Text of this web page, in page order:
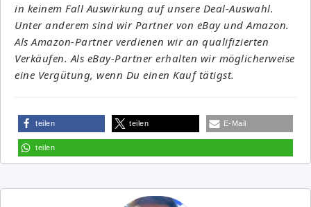
in keinem Fall Auswirkung auf unsere Deal-Auswahl.
Unter anderem sind wir Partner von eBay und Amazon.
Als Amazon-Partner verdienen wir an qualifizierten
Verkäufen. Als eBay-Partner erhalten wir möglicherweise
eine Vergütung, wenn Du einen Kauf tätigst.
teilen teilen E-Mail
teilen